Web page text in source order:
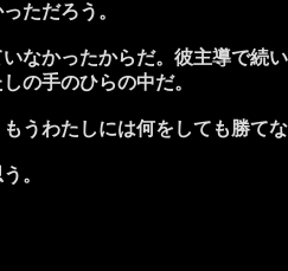
ただろう。
かったからだ。彼主導で続
の手のひらの中だ。
わたしには何をしても勝て
。